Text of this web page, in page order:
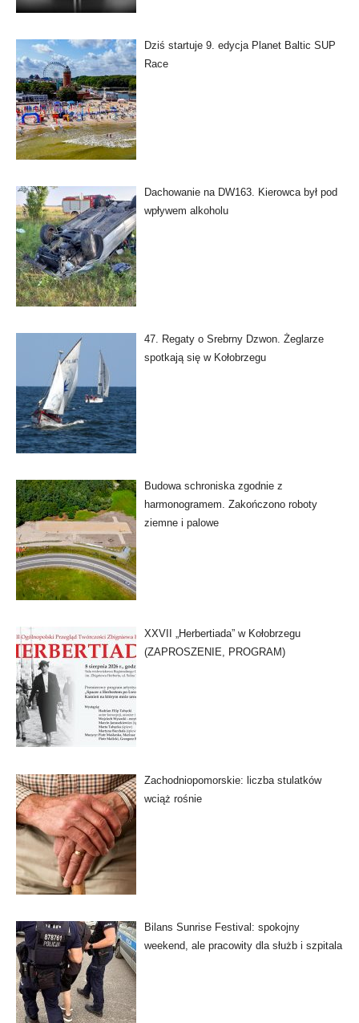
Dziś startuje 9. edycja Planet Baltic SUP
Race
Dachowanie na DW163. Kierowca był pod
wpływem alkoholu
47. Regaty o Srebrny Dzwon. Żeglarze
spotkają się w Kołobrzegu
Budowa schroniska zgodnie z
harmonogramem. Zakończono roboty
ziemne i palowe
XXVII „Herbertiada” w Kołobrzegu
(ZAPROSZENIE, PROGRAM)
Zachodniopomorskie: liczba stulatków
wciąż rośnie
Bilans Sunrise Festival: spokojny
weekend, ale pracowity dla służb i szpitala